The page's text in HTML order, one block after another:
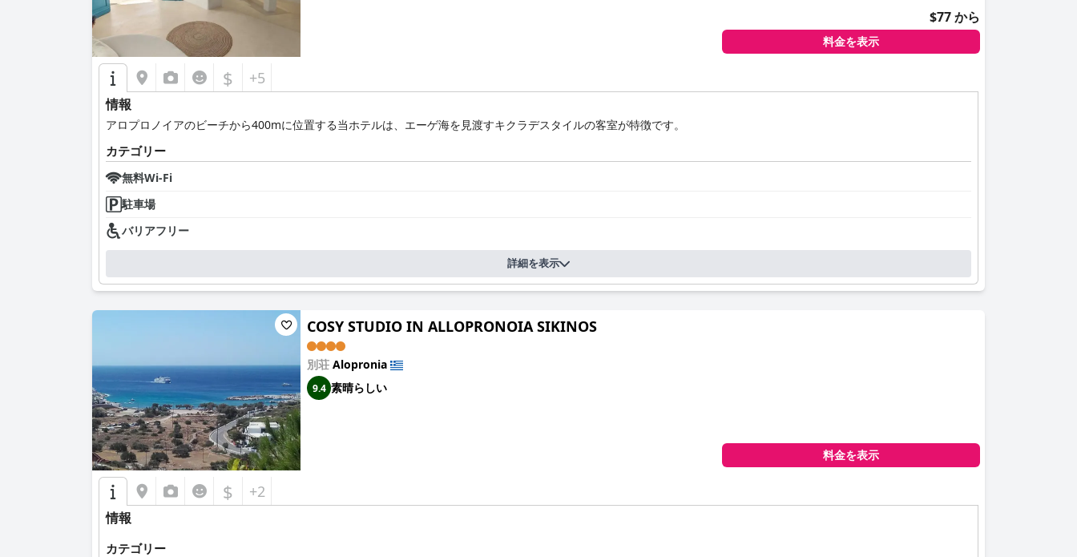
$77 から
料金を表示
$ +5
情報
アロプロノイアのビーチから400mに位置する当ホテルは、エーゲ海を見渡すキクラデスタイルの客室が特徴です。
カテゴリー
無料Wi-Fi
駐車場
バリアフリー
詳細を表示
COSY STUDIO IN ALLOPRONOIA SIKINOS
別荘 Alopronia
9.4 素晴らしい
料金を表示
$ +2
情報
カテゴリー